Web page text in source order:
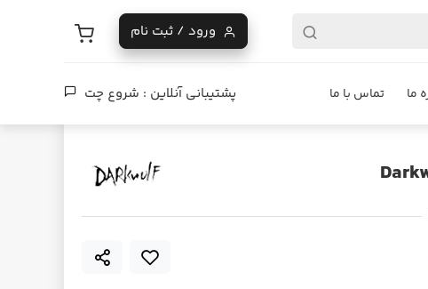
ورود / ثبت نام
ما تماس با ما پشتیبانی آنلاین : شروع چت